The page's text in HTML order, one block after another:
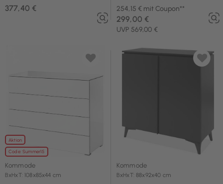
377,40 € 254,15 € mit Coupon**
UVP 569,00 €
299,00 €
Aktion
Code: Summer15
Kommode
BxHxT: 108x85x44 cm
Kommode
BxHxT: 88x92x40 cm